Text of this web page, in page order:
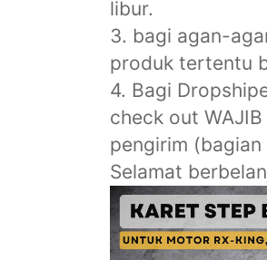
libur.
3. bagi agan-
produk tertentu
4. Bagi
check out
pengirim
Selamat